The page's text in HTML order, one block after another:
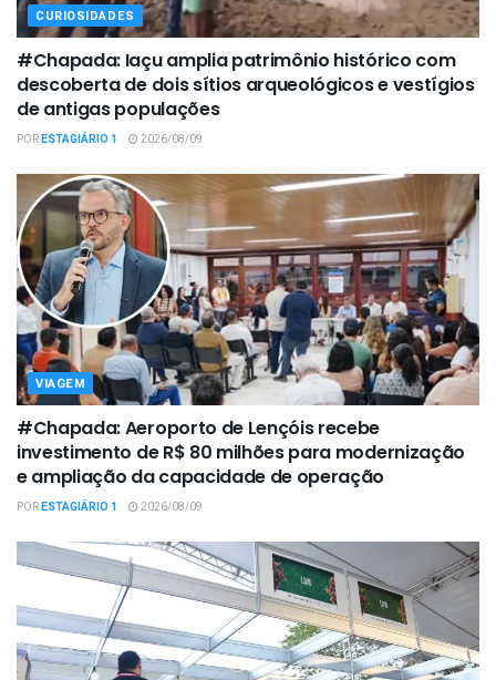
CURIOSIDADES
#Chapada: Iaçu amplia patrimônio histórico com
descoberta de dois sítios arqueológicos e vestígios
de antigas populações
PORESTAGIÁRIO 1 2026/08/09
VIAGEM
#Chapada: Aeroporto de Lençóis recebe
investimento de R$ 80 milhões para modernização
e ampliação da capacidade de operação
PORESTAGIÁRIO 1 2026/08/09